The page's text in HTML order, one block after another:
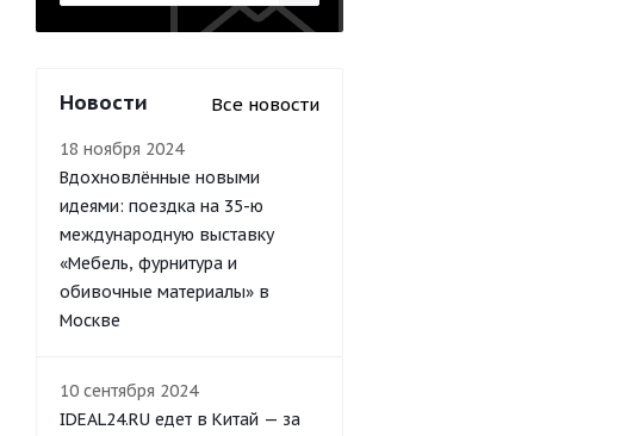
Новости Все новости
18 ноября 2024
Вдохновлённые новыми
идеями: поездка на 35-ю
международную выставку
«Мебель, фурнитура и
обивочные материалы» в
Москве
10 сентября 2024
IDEAL24.RU едет в Китай — за